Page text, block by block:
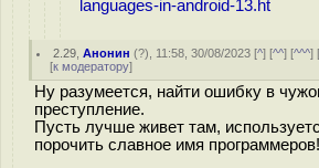
languages-in-android-13.ht
2.29 ,Анонин (?), 11:58, 30/08/2023 [^] [^^] [^^^]
[к модератору]
Ну разумеется, найти ошибку в
преступление.
Пусть лучше живет там,
порочить славное имя программеров!